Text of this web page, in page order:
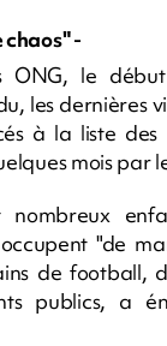
chaos" -
ONG, le
les dernières
à la liste des
mois par
nombreux
"de
de football,
publics, a